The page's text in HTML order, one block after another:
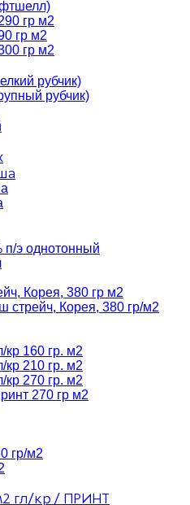
гр м2
гр м2
гр м2
рубчик)
рубчик)
п/э однотонный
Корея, 380 гр м2
стрейч, Корея, 380 гр/м2
кр 160 гр. м2
кр 210 гр. м2
кр 270 гр. м2
270 гр м2
гр/м2
гл/кр / ПРИНТ